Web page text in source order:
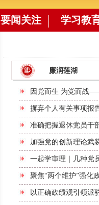
要闻关注 学习教
廉润莲湖
因党而生 为党而战
摒弃个人有关事项报
准确把握退休党员干
加强党的创新理论武
一起学审理｜几种党
聚焦“两个维护”强化
以正确政绩观引领派